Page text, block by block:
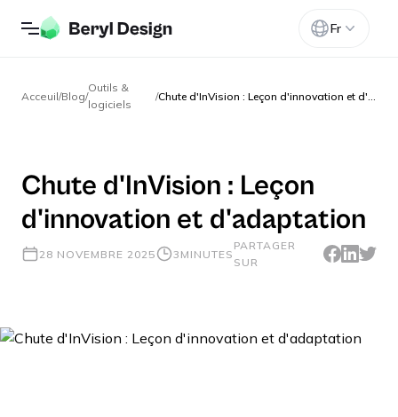
Fr
Acceuil/Blog/
Outils &
logiciels
/
Chute d'InVision : Leçon
d'innovation et d'adaptation
28 NOVEMBRE 2025 3 MINUTES
PARTAGER
SUR